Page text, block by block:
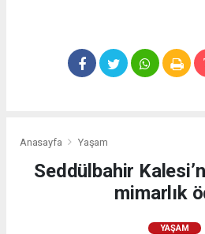
Anasayfa Yaşam
Seddülbahir
mimarlık
YAŞAM